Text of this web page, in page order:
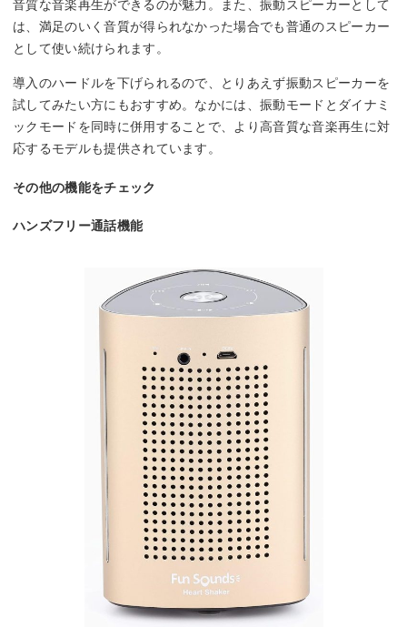
音質な音楽再生ができるのが魅力。また、振動スピーカーとして
は、満足のいく音質が得られなかった場合でも普通のスピーカー
として使い続けられます。
導入のハードルを下げられるので、とりあえず振動スピーカーを
試してみたい方にもおすすめ。なかには、振動モードとダイナミ
ックモードを同時に併用することで、より高音質な音楽再生に対
応するモデルも提供されています。
その他の機能をチェック
ハンズフリー通話機能